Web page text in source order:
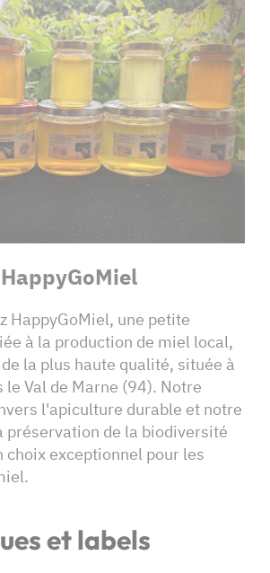
HappyGoMiel
HappyGoMiel, une petite
à la production de miel local,
la plus haute qualité, située à
Val de Marne (94). Notre
l'apiculture durable et notre
préservation de la biodiversité
choix exceptionnel pour les
et labels